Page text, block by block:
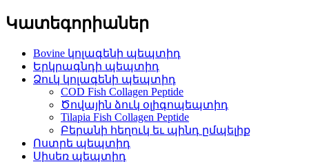
Կատեգորիաներ
Bovine կոլագենի պեպտիդ
Երկրագնդի պեպտիդ
Ձուկ կոլագենի պեպտիդ
COD Fish Collagen Peptide
Ծովային ձուկ օլիգոպեպտիդ
Tilapia Fish Collagen Peptide
Բերանի հեղուկ եւ պինդ ըմպելիք
Ոստրե պեպտիդ
Սիսեռ պեպտիդ